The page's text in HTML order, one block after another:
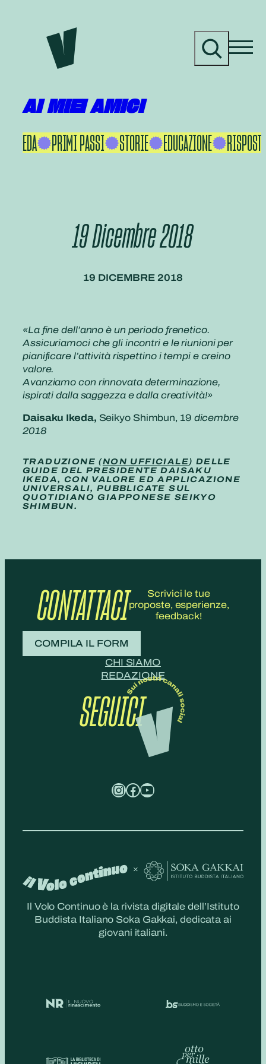
contenuto
r
AI MIEI AMICI
IKEDA PRIMI PASSI STORIE EDUCAZIONE
19 Dicembre 2018
19 DICEMBRE 2018
«La fine dell’anno è un periodo frenetico.
Assicuriamoci che gli incontri e le riunioni per
pianificare l’attività rispettino i tempi e creino
valore.
Avanziamo con rinnovata determinazione,
ispirati dalla saggezza e dalla creatività!»
Daisaku Ikeda, Seikyo Shimbun, 19 dicembre
2018
TRADUZIONE (NON UFFICIALE) DELLE
GUIDE DEL PRESIDENTE DAISAKU
IKEDA, CON VALORE ED APPLICAZIONE
UNIVERSALI, PUBBLICATE SUL
QUOTIDIANO GIAPPONESE SEIKYO
SHIMBUN.
CONTATTACI
Scrivici le tue
proposte, esperienze,
feedback!
COMPILA IL FORM
CHI SIAMO
REDAZIONE
SEGUICI
InstagramFacebook YouTube
Il Volo Continuo è la rivista digitale dell’Istituto
Buddista Italiano Soka Gakkai, dedicata ai
giovani italiani.